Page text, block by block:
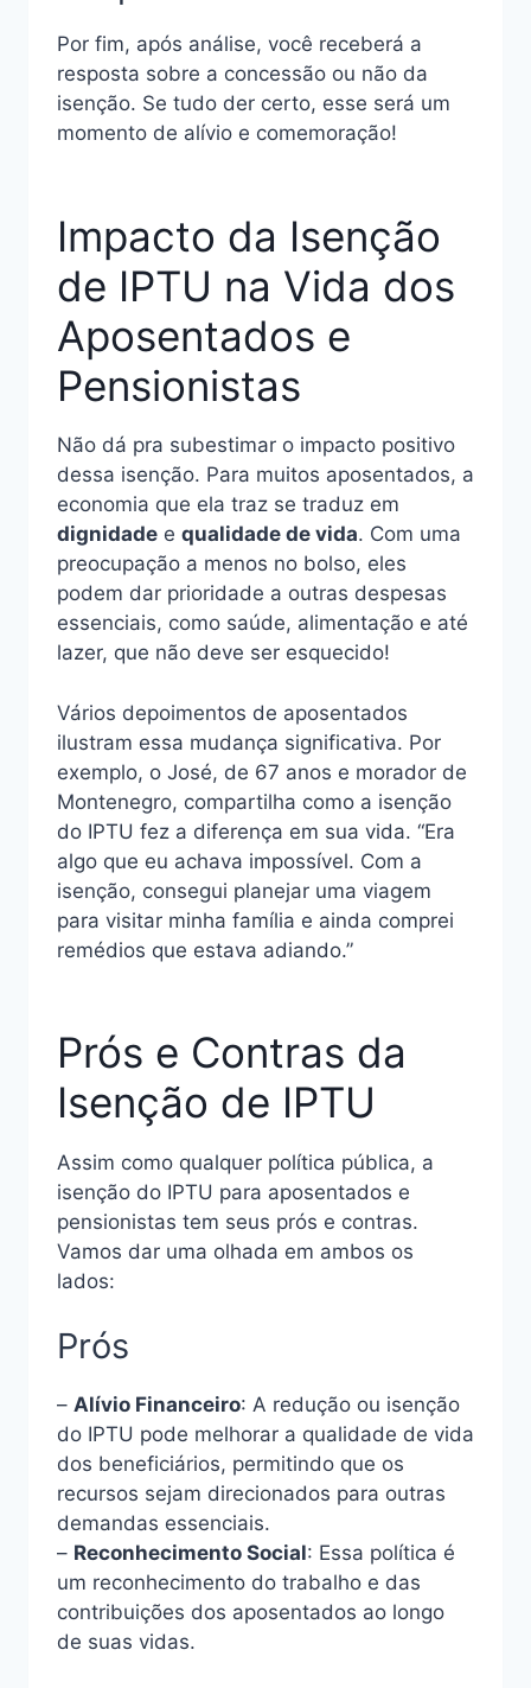
Por fim, após análise, você receberá a
resposta sobre a concessão ou não da
isenção. Se tudo der certo, esse será um
momento de alívio e comemoração!
Impacto da Isenção
de IPTU na Vida dos
Aposentados e
Pensionistas
Não dá pra subestimar o impacto positivo
dessa isenção. Para muitos aposentados, a
economia que ela traz se traduz em
dignidade e qualidade de vida. Com uma
preocupação a menos no bolso, eles
podem dar prioridade a outras despesas
essenciais, como saúde, alimentação e até
lazer, que não deve ser esquecido!
Vários depoimentos de aposentados
ilustram essa mudança significativa. Por
exemplo, o José, de 67 anos e morador de
Montenegro, compartilha como a isenção
do IPTU fez a diferença em sua vida. “Era
algo que eu achava impossível. Com a
isenção, consegui planejar uma viagem
para visitar minha família e ainda comprei
remédios que estava adiando.”
Prós e Contras da
Isenção de IPTU
Assim como qualquer política pública, a
isenção do IPTU para aposentados e
pensionistas tem seus prós e contras.
Vamos dar uma olhada em ambos os
lados:
Prós
– Alívio Financeiro: A redução ou isenção
do IPTU pode melhorar a qualidade de vida
dos beneficiários, permitindo que os
recursos sejam direcionados para outras
demandas essenciais.
– Reconhecimento Social: Essa política é
um reconhecimento do trabalho e das
contribuições dos aposentados ao longo
de suas vidas.